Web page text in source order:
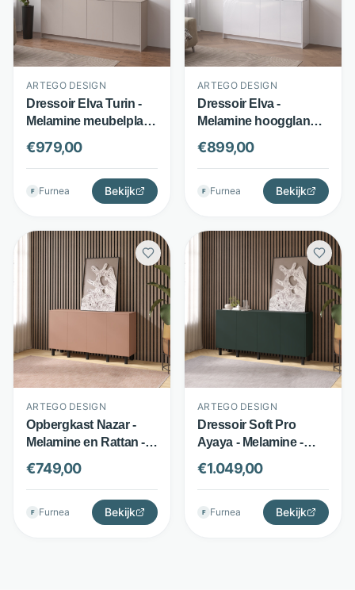
ARTEGO DESIGN
Dressoir Elva Turin -
Melamine meubelplaat
- Breed staand model -
Cashmere beige -
Artego Design
€979,00
F Furnea Bekijk
ARTEGO DESIGN
Dressoir Elva -
Melamine hoogglans -
163 cm met
antibacterieel front -
Wit - Artego Design
€899,00
F Furnea Bekijk
ARTEGO DESIGN
Opbergkast Nazar -
Melamine en Rattan - 2
Deuren met
Vlechtwerk - Eiken
Bruin - Sky Style
€749,00
F Furnea Bekijk
ARTEGO DESIGN
Dressoir Soft Pro
Ayaya - Melamine -
Soft Pro technologie -
Mat groen - Artego
Design
€1.049,00
F Furnea Bekijk